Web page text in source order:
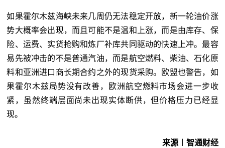
如果霍尔木兹海峡未来几周仍无法稳定开放，新一轮油价涨
势大概率会出现，而且可能不是温和上涨，而是由库存、保
险、运费、实货抢购和炼厂补库共同驱动的快速上冲。最容
易先被冲击的不是普通汽油，而是航空燃料、柴油、石化原
料和亚洲进口商长期合约之外的现货采购。欧盟也警告，如
果霍尔木兹局势没有改善，欧洲航空燃料市场会进一步收
紧，虽然终端层面尚未出现实体断供，但价格压力已经显
现。
来源︱智通财经